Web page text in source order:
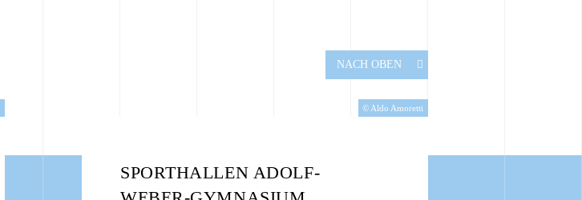
NACH OBEN
© Aldo Amoretti
SPORTHALLEN ADOLF-